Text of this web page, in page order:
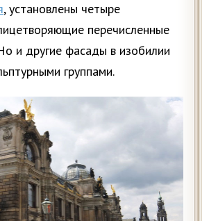
, установлены четыре
перечисленные
и другие фасады в изобилии
группами.